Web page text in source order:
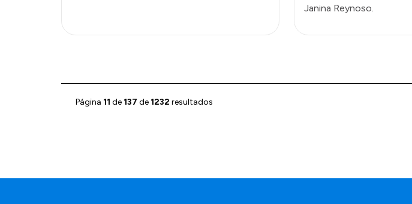
Janina Reynoso.
Página 11 de 137 de 1232 resultados